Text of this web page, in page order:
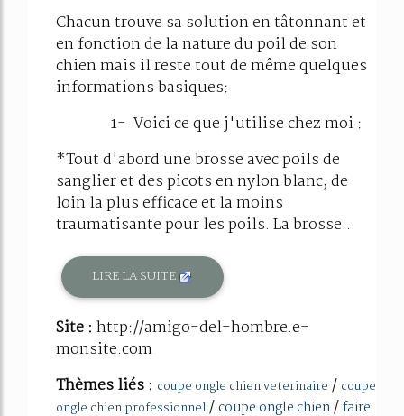
Chacun trouve sa solution en tâtonnant et
en fonction de la nature du poil de son
chien mais il reste tout de même quelques
informations basiques:
1- Voici ce que j'utilise chez moi :
*Tout d'abord une brosse avec poils de
sanglier et des picots en nylon blanc, de
loin la plus efficace et la moins
traumatisante pour les poils. La brosse...
LIRE LA SUITE
Site : http://amigo-del-hombre.e-
monsite.com
Thèmes liés : coupe ongle chien veterinaire / coupe
ongle chien professionnel/ coupe ongle chien/faire